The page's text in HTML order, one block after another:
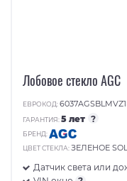
Лобовое стекло AGC
ЕВРОКОД:
ГАРАНТИЯ:5 лет ?
БРЕНД:
ЦВЕТ СТЕКЛА:ЗЕЛЕНОЕ
Датчик света или